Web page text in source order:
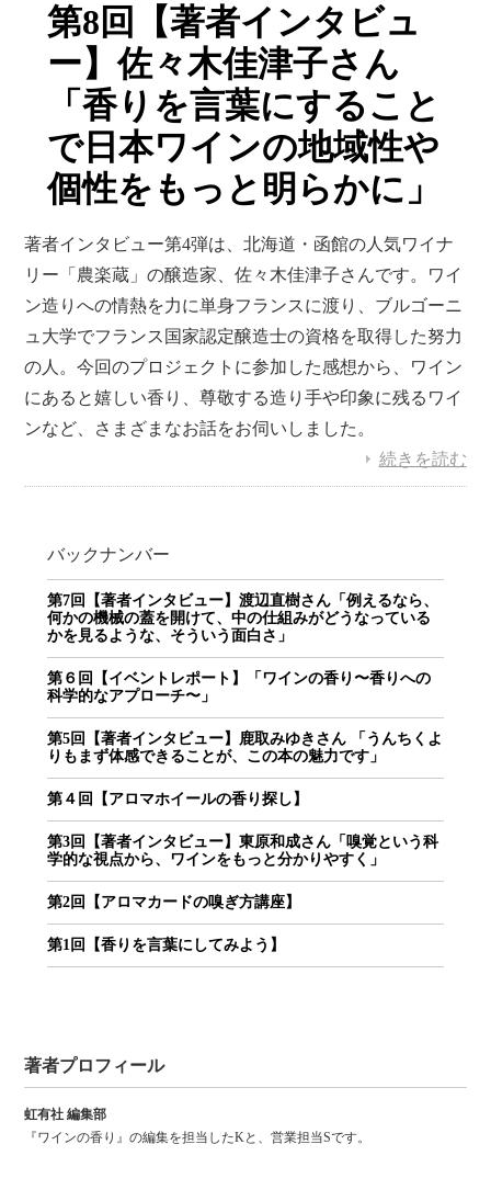
第8回【著者インタビュ
ー】佐々木佳津子さん
「香りを言葉にすること
で日本ワインの地域性や
個性をもっと明らかに」
著者インタビュー第4弾は、北海道・函館の人気ワイナ
リー「農楽蔵」の醸造家、佐々木佳津子さんです。ワイ
ン造りへの情熱を力に単身フランスに渡り、ブルゴーニ
ュ大学でフランス国家認定醸造士の資格を取得した努力
の人。今回のプロジェクトに参加した感想から、ワイン
にあると嬉しい香り、尊敬する造り手や印象に残るワイ
ンなど、さまざまなお話をお伺いしました。
続きを読む
バックナンバー
第7回【著者インタビュー】渡辺直樹さん「例えるなら、
何かの機械の蓋を開けて、中の仕組みがどうなっている
かを見るような、そういう面白さ」
第６回【イベントレポート】「ワインの香り〜香りへの
科学的なアプローチ〜」
第5回【著者インタビュー】鹿取みゆきさん 「うんちくよ
りもまず体感できることが、この本の魅力です」
第４回【アロマホイールの香り探し】
第3回【著者インタビュー】東原和成さん「嗅覚という科
学的な視点から、ワインをもっと分かりやすく」
第2回【アロマカードの嗅ぎ方講座】
第1回【香りを言葉にしてみよう】
著者プロフィール
虹有社 編集部
『ワインの香り』の編集を担当したKと、営業担当Sです。